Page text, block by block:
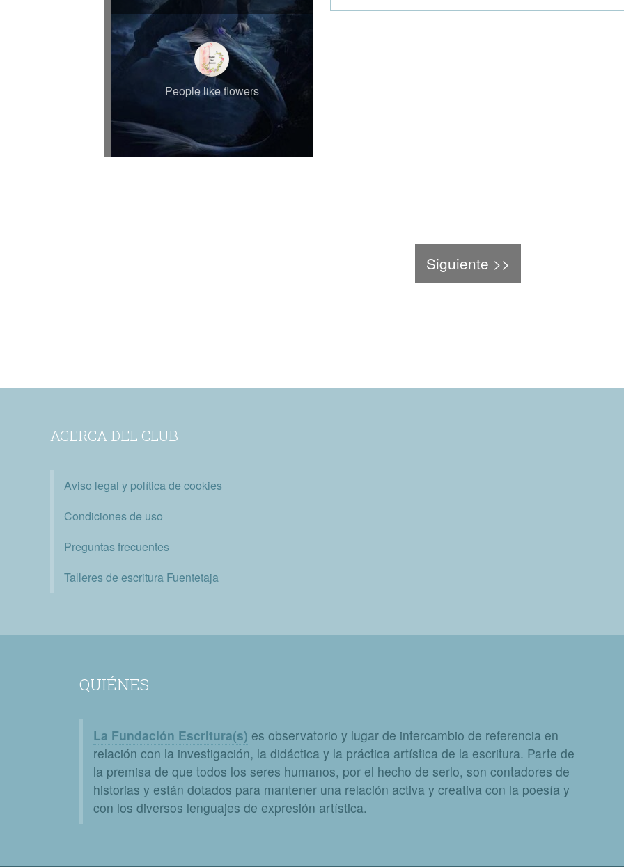
People like flowers
Siguiente >>
ACERCA DEL CLUB
Aviso legal y política de cookies
Condiciones de uso
Preguntas frecuentes
Talleres de escritura Fuentetaja
QUIÉNES
La Fundación Escritura(s) es observatorio y lugar de intercambio de referencia en
relación con la investigación, la didáctica y la práctica artística de la escritura. Parte de
la premisa de que todos los seres humanos, por el hecho de serlo, son contadores de
historias y están dotados para mantener una relación activa y creativa con la poesía y
con los diversos lenguajes de expresión artística.